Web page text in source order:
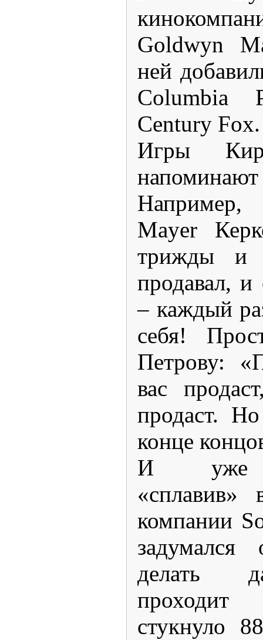
Goldwyn
ней
Columbia
Century Fox.
Игры
Mayer
трижды и
продавал, и
– каждый
себя!
Петрову:
вас
продаст.
конце
И уже
компании
делать
стукнуло